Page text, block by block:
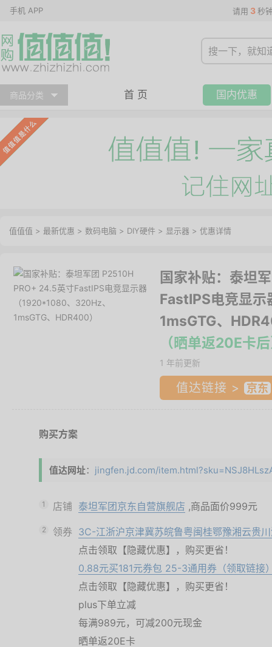
手机 APP 请用 3 秒
商品分类 首 页 国内优惠
值值值 > 最新优惠 > 数码电脑 > DIY硬件 > 显示器 > 优惠详情
国家补贴：泰坦
FastIPS电竞显
1msGTG、
（晒单返20E卡
1 年前更新
值达链接 >
购买方案
值达网址： jingfen.jd.com/
1 店铺 泰坦军团京东自营旗舰店 ,商品面价999元
2 领券 3C-江浙沪京津冀苏皖鲁粤闽桂鄂豫湘云贵
点击领取【隐藏优惠】，购买更省！
0.88元买181元券包 25-3通用券（领取链接
点击领取【隐藏优惠】，购买更省！
plus下单立减
每满989元，可减200元现金
晒单返20E卡